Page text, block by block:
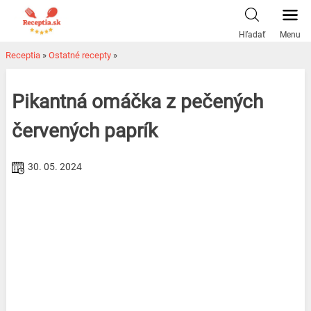
Hľadať Menu
Receptia » Ostatné recepty »
Pikantná omáčka z pečených
červených paprík
30. 05. 2024